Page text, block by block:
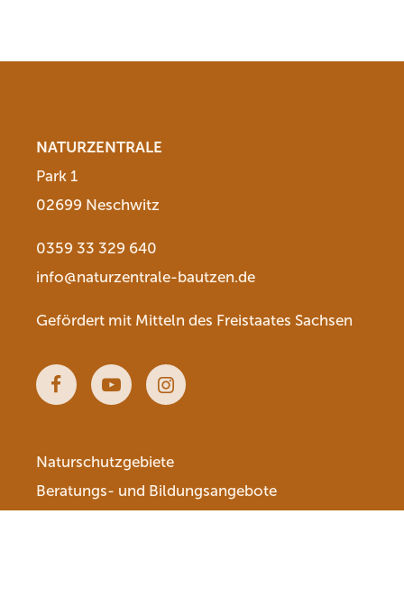
NATURZENTRALE
Park 1
02699 Neschwitz
0359 33 329 640
info@naturzentrale-bautzen.de
Gefördert mit Mitteln des Freistaates Sachsen
FacebookYoutubeInstagram
Naturschutzgebiete
Beratungs- und Bildungsangebote